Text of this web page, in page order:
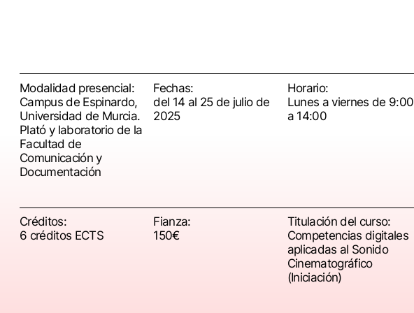
Modalidad presencial:
Campus de Espinardo,
Universidad de Murcia.
Plató y laboratorio de la
Facultad de
Comunicación y
Documentación
Fechas:
del 14 al 25 de julio de
2025
Horario:
Lunes a viernes de 9:00
a 14:00
Créditos:
6 créditos ECTS
Fianza:
150€
Titulación del curso:
Competencias digitales
aplicadas al Sonido
Cinematográfico
(Iniciación)